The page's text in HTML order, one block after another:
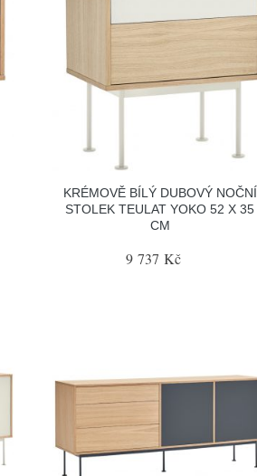
KRÉMOVĚ BÍLÝ DUBOVÝ NOČNÍ
STOLEK TEULAT YOKO 52 X 35
CM
9 737 Kč